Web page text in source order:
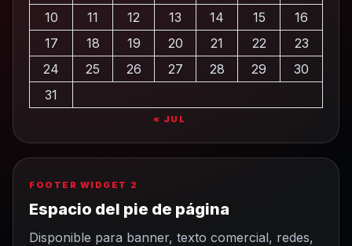
10
11 12 13 14 15
16
17
18 19 20 21 22
23
24
25 26 27 28 29
30
31
« JUL
FOOTER WIDGET 2
Espacio del pie de página
Disponible para banner, texto comercial, redes,